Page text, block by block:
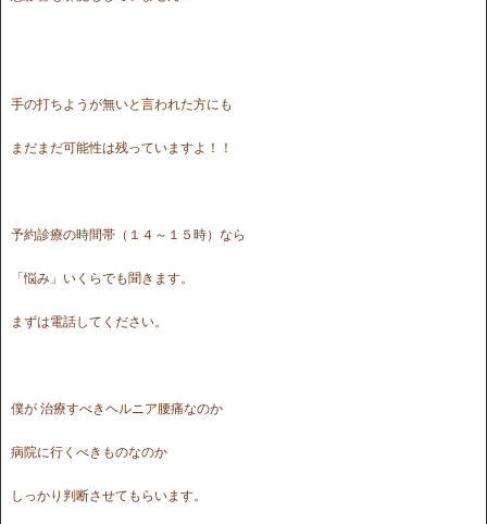
手の打ちようが無いと言われた方にも
まだまだ可能性は残っていますよ！！
予約診療の時間帯（１４～１５時）なら
「悩み」いくらでも聞きます。
まずは電話してください。
僕が 治療すべきヘルニア腰痛なのか
病院に行くべきものなのか
しっかり判断させてもらいます。